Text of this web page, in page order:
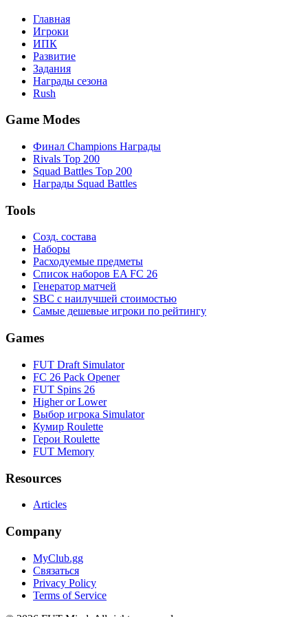
Главная
Игроки
ИПК
Развитие
Задания
Награды сезона
Rush
Game Modes
Финал Champions Награды
Rivals Top 200
Squad Battles Top 200
Награды Squad Battles
Tools
Созд. состава
Наборы
Расходуемые предметы
Список наборов EA FC 26
Генератор матчей
SBC с наилучшей стоимостью
Самые дешевые игроки по рейтингу
Games
FUT Draft Simulator
FC 26 Pack Opener
FUT Spins 26
Higher or Lower
Выбор игрока Simulator
Кумир Roulette
Герои Roulette
FUT Memory
Resources
Articles
Company
MyClub.gg
Связаться
Privacy Policy
Terms of Service